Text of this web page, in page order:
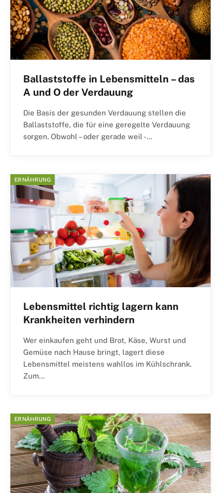
Ballaststoffe in Lebensmitteln – das
A und O der Verdauung
Die Basis der gesunden Verdauung stellen die
Ballaststoffe, die für eine geregelte Verdauung
sorgen. Obwohl – oder gerade weil -…
ERNÄHRUNG
Lebensmittel richtig lagern kann
Krankheiten verhindern
Wer einkaufen geht und Brot, Käse, Wurst und
Gemüse nach Hause bringt, lagert diese
Lebensmittel meistens wahllos im Kühlschrank.
Zum…
ERNÄHRUNG